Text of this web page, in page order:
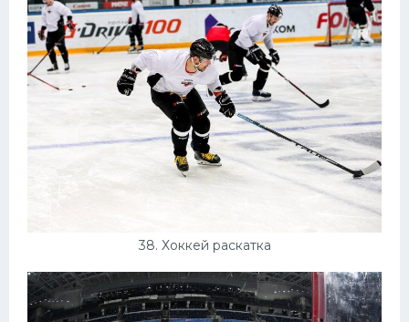
38. Хоккей раскатка